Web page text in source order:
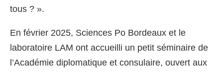
tous ? ».
En février 2025, Sciences Po Bordeaux et le
laboratoire LAM ont accueilli un petit séminaire de
l’Académie diplomatique et consulaire, ouvert aux